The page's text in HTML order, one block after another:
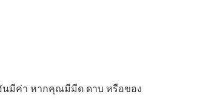
นมีค่า หากคุณมีมีด ดาบ หรือของ